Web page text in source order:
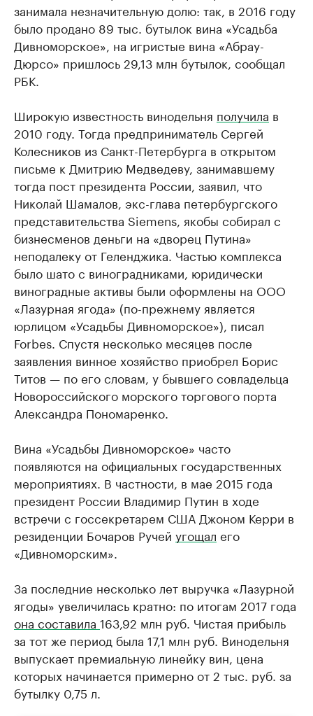
занимала незначительную долю: так, в 2016 году
было продано 89 тыс. бутылок вина «Усадьба
Дивноморское», на игристые вина «Абрау-
Дюрсо» пришлось 29,13 млн бутылок, сообщал
РБК.
Широкую известность винодельня получила в
2010 году. Тогда предприниматель Сергей
Колесников из Санкт-Петербурга в открытом
письме к Дмитрию Медведеву, занимавшему
тогда пост президента России, заявил, что
Николай Шамалов, экс-глава петербургского
представительства Siemens, якобы собирал с
бизнесменов деньги на «дворец Путина»
неподалеку от Геленджика. Частью комплекса
было шато с виноградниками, юридически
виноградные активы были оформлены на ООО
«Лазурная ягода» (по-прежнему является
юрлицом «Усадьбы Дивноморское»), писал
Forbes. Спустя несколько месяцев после
заявления винное хозяйство приобрел Борис
Титов — по его словам, у бывшего совладельца
Новороссийского морского торгового порта
Александра Пономаренко.
Вина «Усадьбы Дивноморское» часто
появляются на официальных государственных
мероприятиях. В частности, в мае 2015 года
президент России Владимир Путин в ходе
встречи с госсекретарем США Джоном Керри в
резиденции Бочаров Ручей угощал его
«Дивноморским».
За последние несколько лет выручка «Лазурной
ягоды» увеличилась кратно: по итогам 2017 года
она составила 163,92 млн руб. Чистая прибыль
за тот же период была 17,1 млн руб. Винодельня
выпускает премиальную линейку вин, цена
которых начинается примерно от 2 тыс. руб. за
бутылку 0,75 л.